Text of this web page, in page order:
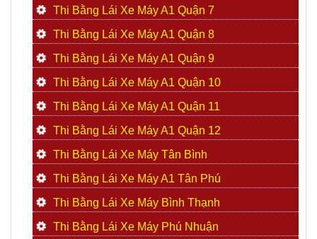
Thi Bằng Lái Xe Máy A1 Quận 7
Thi Bằng Lái Xe Máy A1 Quận 8
Thi Bằng Lái Xe Máy A1 Quận 9
Thi Bằng Lái Xe Máy A1 Quận 10
Thi Bằng Lái Xe Máy A1 Quận 11
Thi Bằng Lái Xe Máy A1 Quận 12
Thi Bằng Lái Xe Máy Tân Bình
Thi Bằng Lái Xe Máy A1 Tân Phú
Thi Bằng Lái Xe Máy Bình Thạnh
Thi Bằng Lái Xe Máy Phú Nhuận